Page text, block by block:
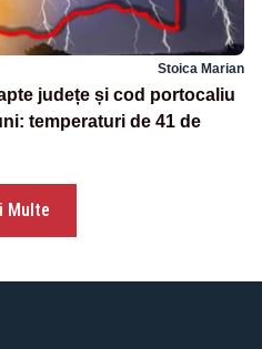
Stoica Marian
județe și cod portocaliu
temperaturi de 41 de
Multe